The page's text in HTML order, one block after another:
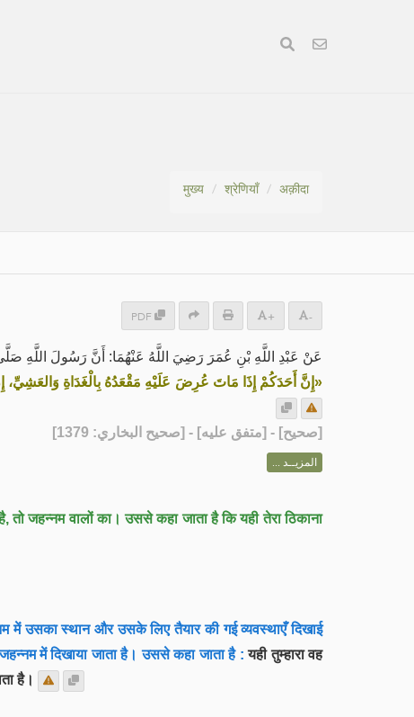
मुख्य श्रेणियाँ अक़ीदा
PDF + -
عَنْ عَبْدِ اللَّهِ بْنِ عُمَرَ رَضِيَ اللَّهُ عَنْهُمَا: أَنَّ رَسُولَ اللَّهِ
«إِنَّ أَحَدَكُمْ إِذَا مَاتَ عُرِضَ عَلَيْهِ مَقْعَدُهُ بِالْغَدَاةِ وَالعَشِيِّ،
[صحيح] - [متفق عليه] - [صحيح البخاري: 1379]
المزيــد ...
जहन्नम वालों का। उससे कहा जाता है कि यही तेरा ठिकाना
उसका स्थान और उसके लिए तैयार की गई व्यवस्थाएँ दिखाई
में दिखाया जाता है। उससे कहा जाता है : यही तुम्हारा वह
है।